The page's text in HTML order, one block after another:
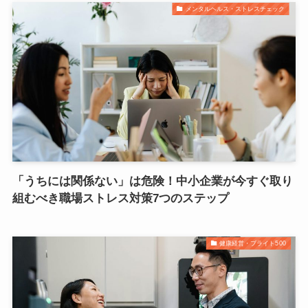
メンタルヘルス・ストレスチェック
「うちには関係ない」は危険！中小企業が今すぐ取り
組むべき職場ストレス対策7つのステップ
健康経営・ブライト500